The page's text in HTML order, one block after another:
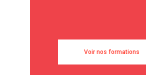
Voir nos formations